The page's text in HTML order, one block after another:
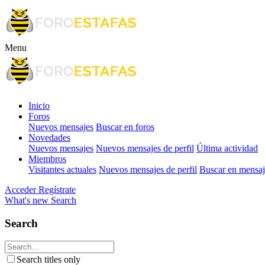
Menu
Inicio
Foros
Nuevos mensajes Buscar en foros
Novedades
Nuevos mensajes Nuevos mensajes de perfil Última actividad
Miembros
Visitantes actuales Nuevos mensajes de perfil Buscar en
Acceder Regístrate
What's new Search
Search
Search titles only